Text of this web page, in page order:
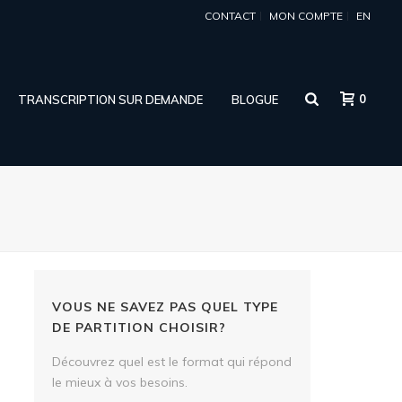
CONTACT MON COMPTE EN
TRANSCRIPTION SUR DEMANDE BLOGUE 0
VOUS NE SAVEZ PAS QUEL TYPE
DE PARTITION CHOISIR?
Découvrez quel est le format qui répond
le mieux à vos besoins.